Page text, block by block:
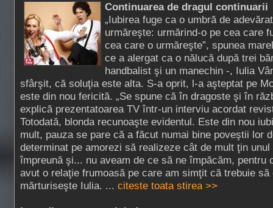
Continuarea de dragul continuarii
„Iubirea fuge ca o umbră de
urmăreşte: urmărind-o pe cea care
cea care o urmăreşte”, spunea
ce a alergat ca o nălucă după trei
handbalist şi un manechin -, Iulia
sfârşit, că soluţia este alta. S-a oprit, l-a aşteptat pe
este din nou fericită. „Se spune că în dragoste şi în
explică prezentatoarea TV într-un interviu acordat
Totodată, blonda recunoaşte evidentul. Este din nou
mult, pauza se pare că a făcut numai bine poveştii lor
determinat pe amorezi să realizeze cât de mult ţin unul
împreună şi... nu aveam de ce să ne împăcăm, pentru
avut o relaţie frumoasă pe care am simţit că trebuie să
mărturiseşte Iulia. ... citeste toata stirea >>